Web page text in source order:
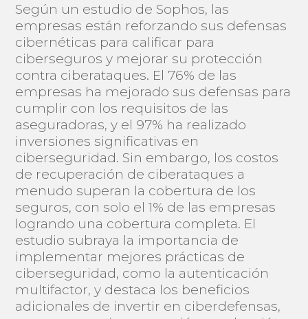
Según un estudio de Sophos, las
empresas están reforzando sus defensas
cibernéticas para calificar para
ciberseguros y mejorar su protección
contra ciberataques. El 76% de las
empresas ha mejorado sus defensas para
cumplir con los requisitos de las
aseguradoras, y el 97% ha realizado
inversiones significativas en
ciberseguridad. Sin embargo, los costos
de recuperación de ciberataques a
menudo superan la cobertura de los
seguros, con solo el 1% de las empresas
logrando una cobertura completa. El
estudio subraya la importancia de
implementar mejores prácticas de
ciberseguridad, como la autenticación
multifactor, y destaca los beneficios
adicionales de invertir en ciberdefensas,